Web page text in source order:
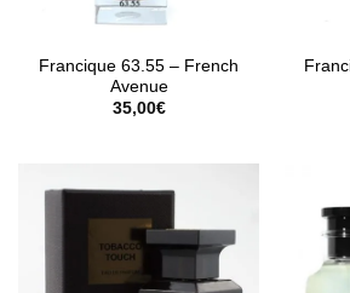
Francique 63.55 – French
Avenue
35,00€